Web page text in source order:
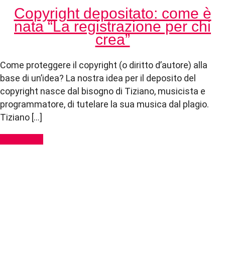
Copyright depositato: come è
nata “La registrazione per chi
crea”
Come proteggere il copyright (o diritto d’autore) alla
base di un’idea? La nostra idea per il deposito del
copyright nasce dal bisogno di Tiziano, musicista e
programmatore, di tutelare la sua musica dal plagio.
Tiziano […]